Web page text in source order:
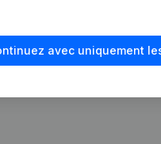
avec uniquement
Vérification de la solvabilité